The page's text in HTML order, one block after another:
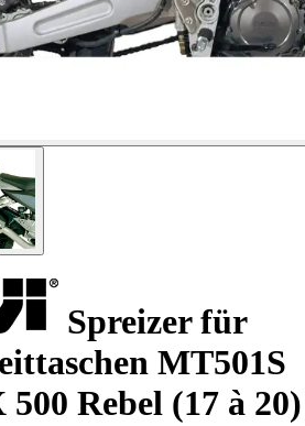
Spreizer für
MT501S
Rebel (17 à 20)